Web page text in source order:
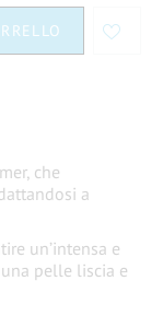
che
a
un’intensa e
pelle liscia e